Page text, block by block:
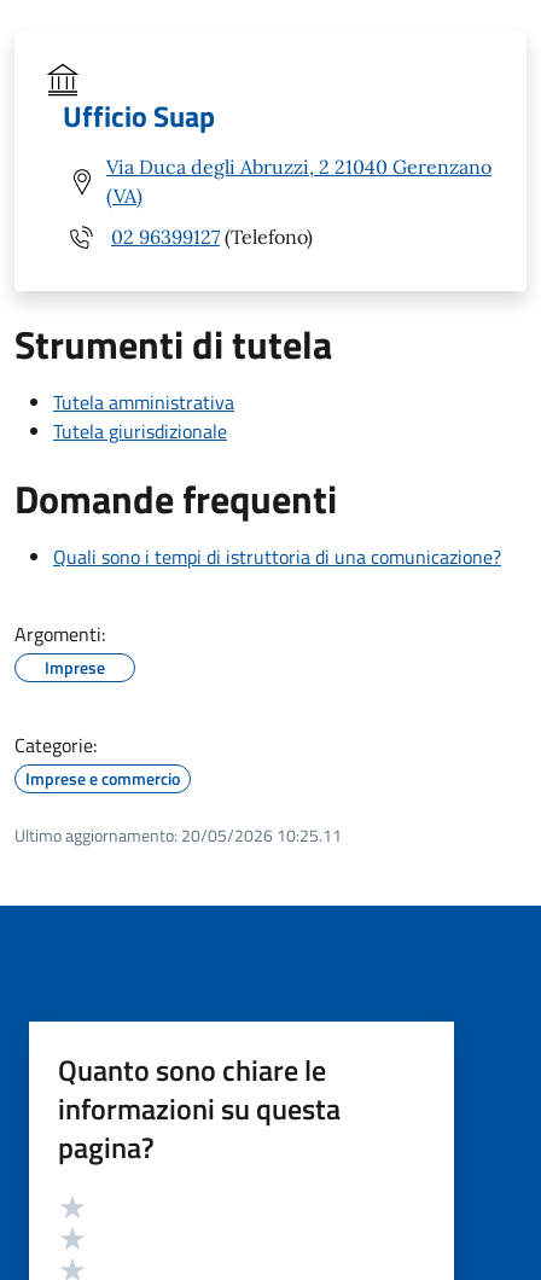
Ufficio Suap
Via Duca degli Abruzzi, 2 21040 Gerenzano
(VA)
02 96399127 (Telefono)
Strumenti di tutela
Tutela amministrativa
Tutela giurisdizionale
Domande frequenti
Quali sono i tempi di istruttoria di una comunicazione?
Argomenti:
Imprese
Categorie:
Imprese e commercio
Ultimo aggiornamento: 20/05/2026 10:25.11
Quanto sono chiare le
informazioni su questa
pagina?
Valutazione